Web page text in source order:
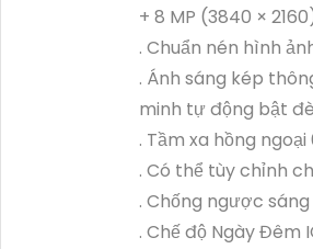
+ 8 MP (3840 ×
. Chuẩn nén hình
. Ánh sáng kép
minh tự động bật
. Tầm xa hồng
. Có thể tùy chỉnh
. Chống ngược
. Chế độ Ngày Đêm